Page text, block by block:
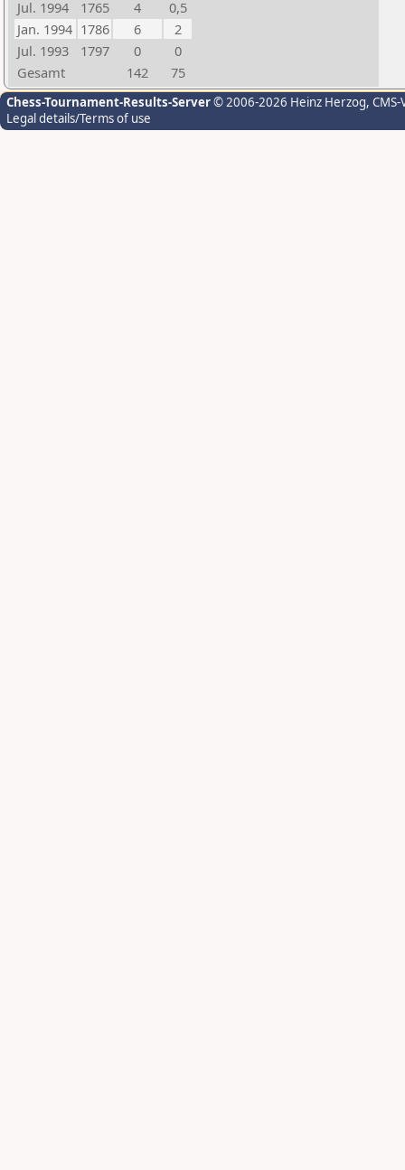
Jul. 1994 1765 4
0,5
Jan. 1994 1786 6
2
Jul. 1993
1797 0
0
Gesamt
142 75
Chess-Tournament-Results-Server© 2006-2026 Heinz Herzog,
Legal details/Terms of use